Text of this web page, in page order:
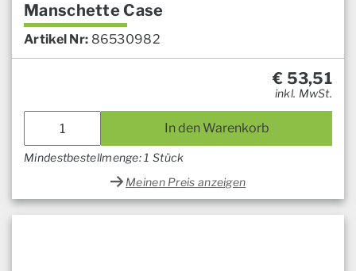
Manschette Case
Artikel Nr: 86530982
€ 53,51
inkl. MwSt.
In den Warenkorb
Mindestbestellmenge: 1 Stück
Meinen Preis anzeigen